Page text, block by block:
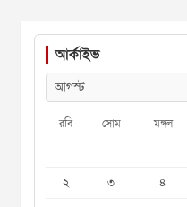
আর্কাইভ
রবি সোম মঙ্গল
২
৩ ৪